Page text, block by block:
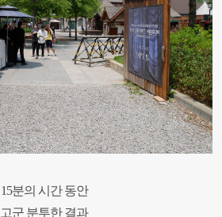
15분의 시간 동안
고군 분투한 결과